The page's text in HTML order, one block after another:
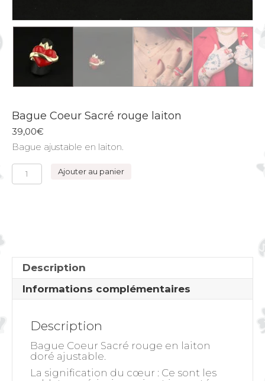
Bague Coeur Sacré rouge laiton
39,00€
Bague ajustable en laiton.
quantité
Bague
Ajouter au panier
Description
Informations complémentaires
Description
Bague Coeur Sacré rouge en laiton
doré ajustable.
La signification du cœur : Ce sont les